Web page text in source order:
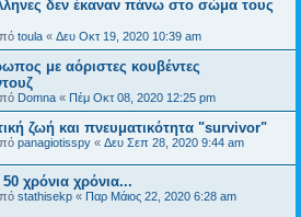
δεν έκαναν πάνω στο σώμα τους
toula « Δευ Οκτ 19, 2020 10:39 am
με αόριστες κουβέντες
Domna « Πέμ Οκτ 08, 2020 12:25 pm
ζωή και πνευματικότητα "survivor"
panagiotisspy « Δευ Σεπ 28, 2020 9:44 am
χρόνια χρόνια...
stathisekp « Παρ Μάιος 22, 2020 6:28 am